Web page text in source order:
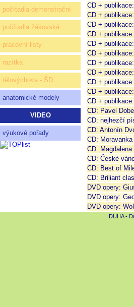
počítadla demonstrační
počítadla žákovská
pracovní listy
razítka
tělovýchova - ŠD
anatomické modely
VIDEO
výukové pořady
CD +
CD +
CD +
CD +
CD +
CD +
CD +
CD +
CD +
CD +
CD +
CD: Pavel
CD: nejhezčí
CD: Antonín
CD:
CD:
CD: České
CD: Best of
CD: Briliant
DVD opery:
DVD opery:
DVD opery:
DUHA -